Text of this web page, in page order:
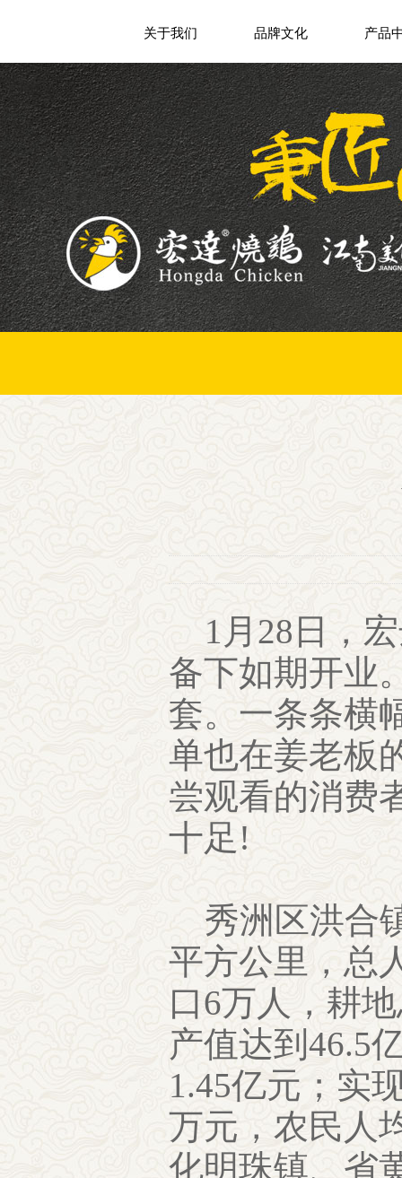
关于我们 品牌文化 产品
1月28日，宏
备下如期开业
套。一条条横
单也在姜老板
尝观看的消费
十足!
秀洲区洪合
平方公里，总
口6万人，耕
产值达到46.5
1.45亿元；实
万元，农民人
化明珠镇、省